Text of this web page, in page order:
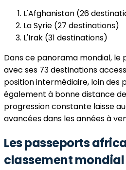
L'Afghanistan (26
La Syrie (27 destinations)
L'Irak (31 destinations)
Dans ce panorama mondial, le
avec ses 73 destinations
position intermédiaire, loin des
également à bonne distance
progression constante laisse
avancées dans les années à
Les passeports
classement mondial